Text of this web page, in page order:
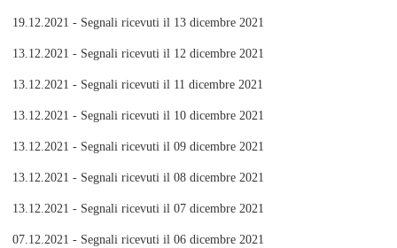
19.12.2021 - Segnali ricevuti il 13 dicembre 2021
13.12.2021 - Segnali ricevuti il 12 dicembre 2021
13.12.2021 - Segnali ricevuti il 11 dicembre 2021
13.12.2021 - Segnali ricevuti il 10 dicembre 2021
13.12.2021 - Segnali ricevuti il 09 dicembre 2021
13.12.2021 - Segnali ricevuti il 08 dicembre 2021
13.12.2021 - Segnali ricevuti il 07 dicembre 2021
07.12.2021 - Segnali ricevuti il 06 dicembre 2021